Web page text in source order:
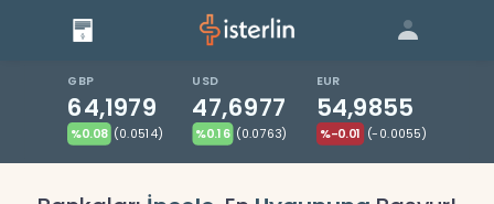
| Blog | Giriş
GBP
64,1979
%0.08 (0.0514)
USD
47,6977
%0.16 (0.0763)
EUR
54,9855
%-0.01 (-0.0055)